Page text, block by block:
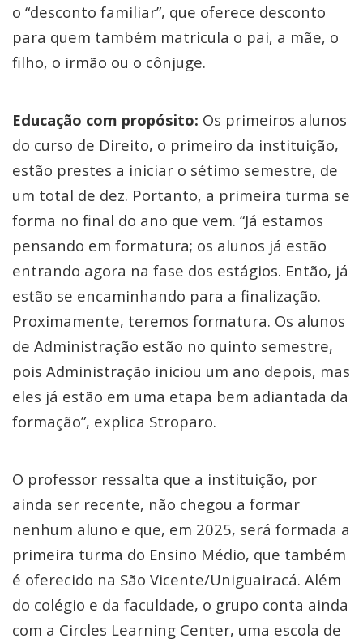
o “desconto familiar”, que oferece desconto
para quem também matricula o pai, a mãe, o
filho, o irmão ou o cônjuge.
Educação com propósito: Os primeiros alunos
do curso de Direito, o primeiro da instituição,
estão prestes a iniciar o sétimo semestre, de
um total de dez. Portanto, a primeira turma se
forma no final do ano que vem. “Já estamos
pensando em formatura; os alunos já estão
entrando agora na fase dos estágios. Então, já
estão se encaminhando para a finalização.
Proximamente, teremos formatura. Os alunos
de Administração estão no quinto semestre,
pois Administração iniciou um ano depois, mas
eles já estão em uma etapa bem adiantada da
formação”, explica Stroparo.
O professor ressalta que a instituição, por
ainda ser recente, não chegou a formar
nenhum aluno e que, em 2025, será formada a
primeira turma do Ensino Médio, que também
é oferecido na São Vicente/Uniguairacá. Além
do colégio e da faculdade, o grupo conta ainda
com a Circles Learning Center, uma escola de